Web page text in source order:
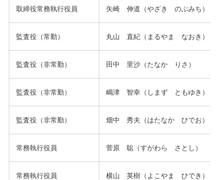
取締役常務執行役員 矢崎 伸道（やざき のぶみち）
監査役（常勤） 丸山 直紀（まるやま なおき）
監査役（非常勤） 田中 里沙（たなか りさ）
監査役（非常勤） 嶋津 智幸（しまず ともゆき）
監査役（非常勤） 畑中 秀夫（はたなか ひでお）
常務執行役員 菅原 聡（すがわら さとし）
常務執行役員 横山 英樹（よこやま ひでき）